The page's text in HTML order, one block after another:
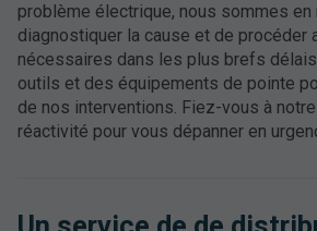
problème électrique, nous sommes en
diagnostiquer la cause et de procéder
nécessaires dans les plus brefs
outils et des équipements de pointe
de nos interventions. Fiez-vous à
réactivité pour vous dépanner en